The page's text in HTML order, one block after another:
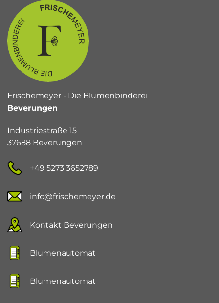
Frischemeyer - Die Blumenbinderei
Beverungen
Industriestraße 15
37688 Beverungen
+49 5273 3652789
info@frischemeyer.de
Kontakt Beverungen
Blumenautomat
Blumenautomat